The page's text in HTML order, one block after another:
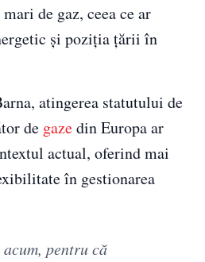
de gaz, ceea ce ar
și poziția țării în
atingerea statutului de
de gazedin Europa ar
actual, oferind mai
în gestionarea
pentru că